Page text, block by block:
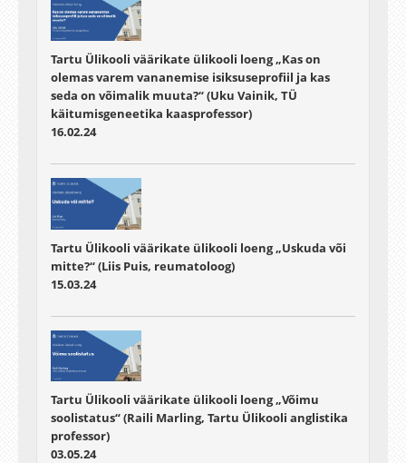
Tartu Ülikooli väärikate ülikooli loeng „Kas on
olemas varem vananemise isiksuseprofiil ja kas
seda on võimalik muuta?“ (Uku Vainik, TÜ
käitumisgeneetika kaasprofessor)
16.02.24
Tartu Ülikooli väärikate ülikooli loeng „Uskuda või
mitte?“ (Liis Puis, reumatoloog)
15.03.24
Tartu Ülikooli väärikate ülikooli loeng „Võimu
soolistatus“ (Raili Marling, Tartu Ülikooli anglistika
professor)
03.05.24